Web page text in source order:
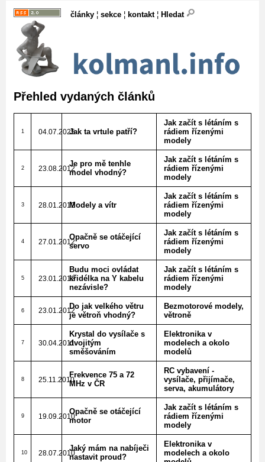
články ¦ sekce ¦ kontakt¦ Hledat
Přehled vydaných článků
1 04.07.2025Jak ta vrtule patří?
Jak začít s létáním s
rádiem řízenými
modely
2 23.08.2012
Je pro mě tenhle
model vhodný?
Jak začít s létáním s
rádiem řízenými
modely
3 28.01.2012Modely a vítr
Jak začít s létáním s
rádiem řízenými
modely
4 27.01.2012
Opačně se otáčející
servo
Jak začít s létáním s
rádiem řízenými
modely
5 23.01.2012
Budu moci ovládat
křidélka na Y kabelu
nezávisle?
Jak začít s létáním s
rádiem řízenými
modely
6 23.01.2012Do jak velkého větru
je větroň vhodný?
Bezmotorové modely,
větroně
7 30.04.2011
Krystal do vysílače s
dvojitým
směšováním
Elektronika v
modelech a okolo
modelů
8 25.11.2010
Frekvence 75 a 72
MHz v ČR
RC vybavení -
vysílače, přijímače,
serva, akumulátory
9 19.09.2010
Opačně se otáčející
motor
Jak začít s létáním s
rádiem řízenými
modely
10 28.07.2010
Jaký mám na nabíječi
nastavit proud?
Elektronika v
modelech a okolo